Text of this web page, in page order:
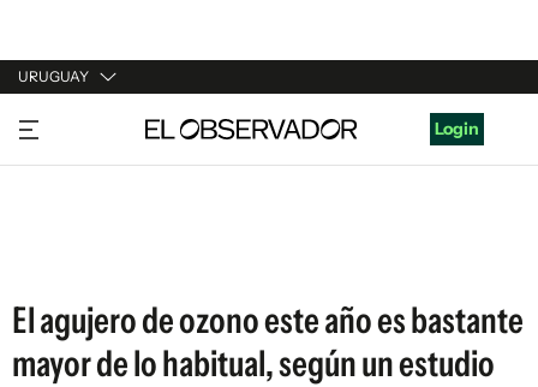
URUGUAY
URUGUAY
ARGENTINA
Login
El agujero de ozono este año es bastante
mayor de lo habitual, según un estudio